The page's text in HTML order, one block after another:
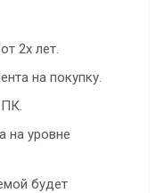
2х лет.
на покупку.
ПК.
на уровне
будет